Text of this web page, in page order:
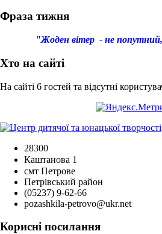
Фраза тижня
"Жоден вітер - не
Хто на сайті
На сайті 6 гостей та відсутні
28300
Каштанова 1
смт Петрове
Петрівський район
(05237) 9-62-66
pozashkila-petrovo@ukr.net
Корисні посилання